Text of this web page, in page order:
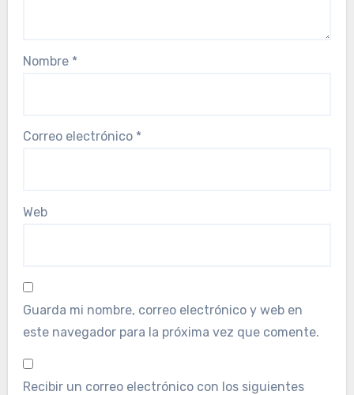
Nombre *
Correo electrónico *
Web
Guarda mi nombre, correo electrónico y web en
este navegador para la próxima vez que comente.
Recibir un correo electrónico con los siguientes